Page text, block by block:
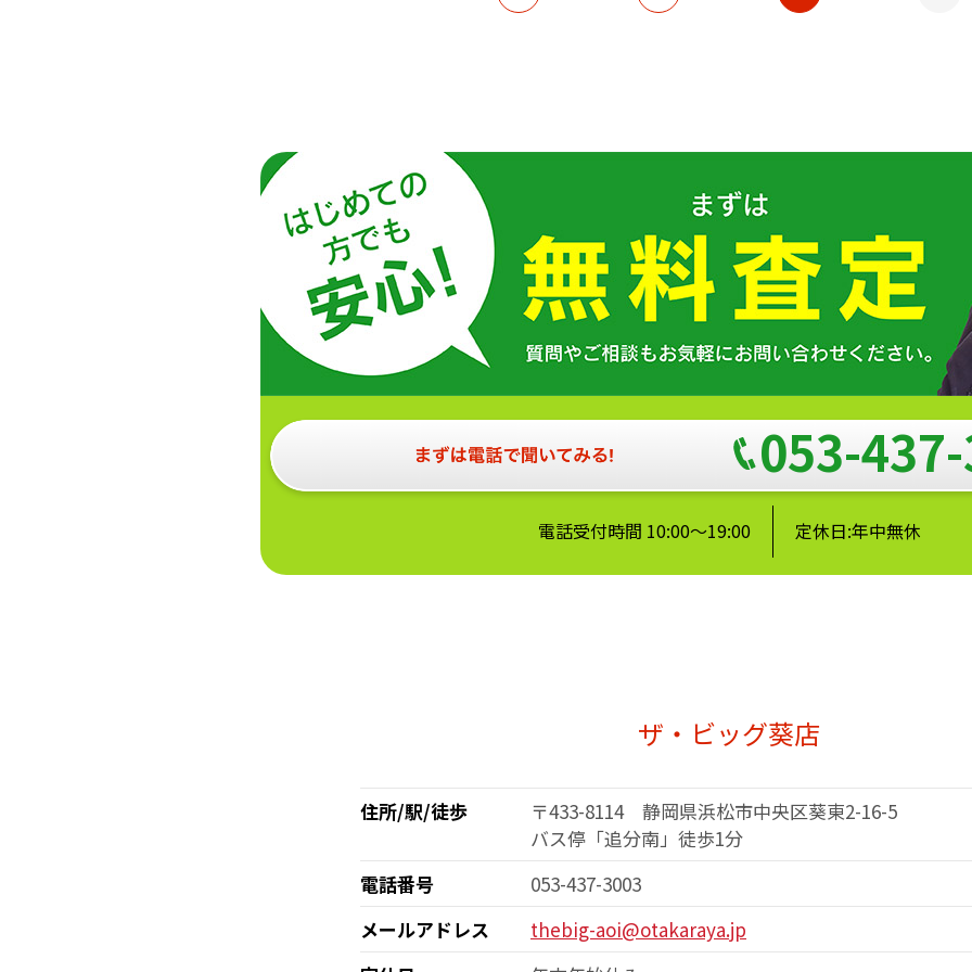
053-
電話受付時間 10:00～19:00 定休日:年中無休
ザ・ビッグ葵店
住所/駅/徒歩
〒433-8114 静岡県浜松市中央区葵東2-16-5
バス停「追分南」徒歩1分
電話番号
053-437-3003
メールアドレス
thebig-aoi@otakaraya.jp